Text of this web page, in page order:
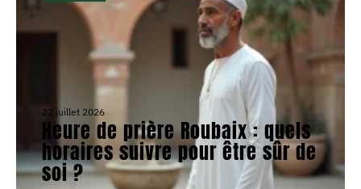
22 juillet 2026
Heure de prière Roubaix : quels
horaires suivre pour être sûr de
soi ?